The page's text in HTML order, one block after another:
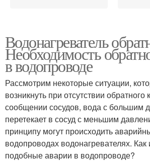
клапан
Клапан на бойлер
Клапан на
водонагревателе
Водонагреватель
Необходимость
в водопроводе
Рассмотрим некоторые ситуации,
возникнуть при отсутствии
сообщении сосудов, вода с большим
перетекает в сосуд с меньшим
принципу могут происходить
водопроводах водонагревателях. Как
подобные аварии в водопроводе?